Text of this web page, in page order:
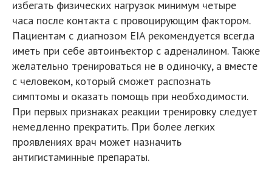
избегать физических нагрузок минимум четыре
часа после контакта с провоцирующим фактором.
Пациентам с диагнозом EIA рекомендуется всегда
иметь при себе автоинъектор с адреналином. Также
желательно тренироваться не в одиночку, а вместе
с человеком, который сможет распознать
симптомы и оказать помощь при необходимости.
При первых признаках реакции тренировку следует
немедленно прекратить. При более легких
проявлениях врач может назначить
антигистаминные препараты.